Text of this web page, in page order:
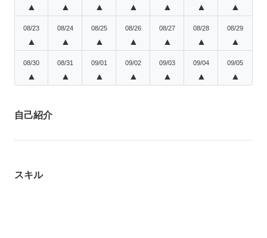
▲ ▲ ▲ ▲ ▲ ▲ ▲
08/23
▲
08/24
▲
08/25
▲
08/26
▲
08/27
▲
08/28
▲
08/29
▲
08/30
▲
08/31
▲
09/01
▲
09/02
▲
09/03
▲
09/04
▲
09/05
▲
自己紹介
スキル